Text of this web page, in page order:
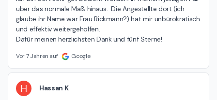
über das normale Maß hinaus.  Die Angestellte dort (ich
glaube ihr Name war Frau Rickmann?) hat mir unbürokratisch
und effektiv weitergeholfen.
Dafür meinen herzlichsten Dank und fünf Sterne!
Vor 7 Jahren auf Google
H Hassan K